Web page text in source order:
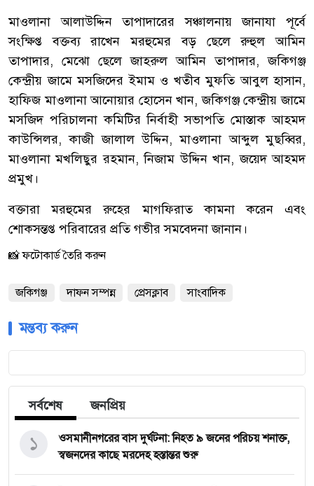
মাওলানা আলাউদ্দিন তাপাদারের সঞ্চালনায় জানাযা পূর্বে
সংক্ষিপ্ত বক্তব্য রাখেন মরহুমের বড় ছেলে রুহুল আমিন
তাপাদার, মেঝো ছেলে জাহরুল আমিন তাপাদার, জকিগঞ্জ
কেন্দ্রীয় জামে মসজিদের ইমাম ও খতীব মুফতি আবুল হাসান,
হাফিজ মাওলানা আনোয়ার হোসেন খান, জকিগঞ্জ কেন্দ্রীয় জামে
মসজিদ পরিচালনা কমিটির নির্বাহী সভাপতি মোস্তাক আহমদ
কাউন্সিলর, কাজী জালাল উদ্দিন, মাওলানা আব্দুল মুছব্বির,
মাওলানা মখলিছুর রহমান, নিজাম উদ্দিন খান, জয়েদ আহমদ
প্রমুখ।
বক্তারা মরহুমের রুহের মাগফিরাত কামনা করেন এবং
শোকসন্তপ্ত পরিবারের প্রতি গভীর সমবেদনা জানান।
📸 ফটোকার্ড তৈরি করুন
জকিগঞ্জ দাফন সম্পন্ন প্রেসক্লাব সাংবাদিক
মন্তব্য করুন
সর্বশেষ জনপ্রিয়
‎ওসমানীনগরের বাস দুর্ঘটনা: নিহত ৯ জনের পরিচয় শনাক্ত,
স্বজনদের কাছে মরদেহ হস্তান্তর শুরু
১